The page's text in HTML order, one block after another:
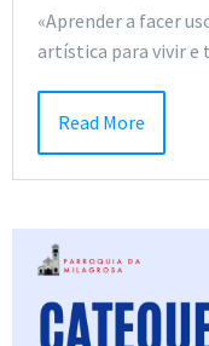
«Aprender a facer
artística para vivir e
Read More